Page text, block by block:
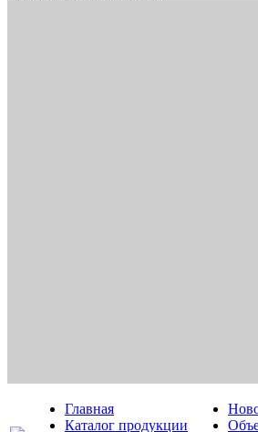
Главная
Каталог продукции